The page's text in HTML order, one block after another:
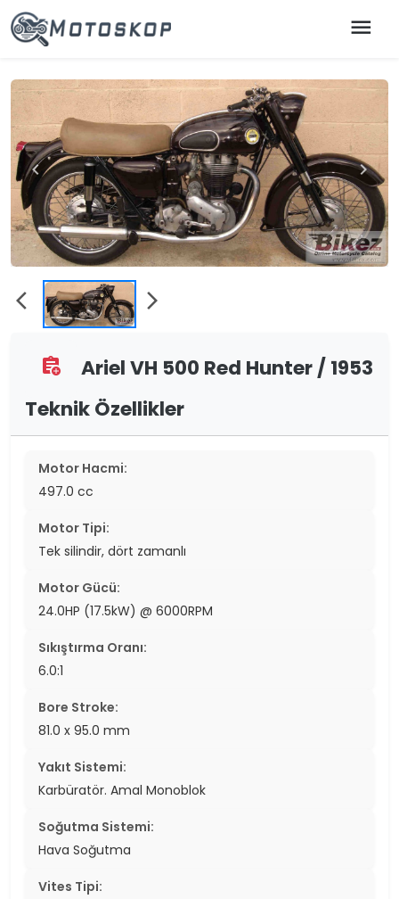
menu
chevron_left chevron_right
arrow_back_ios arrow_forward_ios
assignment_add
Ariel VH 500 Red Hunter / 1953
Teknik Özellikler
Motor Hacmi:
497.0 cc
Motor Tipi:
Tek silindir, dört zamanlı
Motor Gücü:
24.0HP (17.5kW) @ 6000RPM
Sıkıştırma Oranı:
6.0:1
Bore Stroke:
81.0 x 95.0 mm
Yakıt Sistemi:
Karbüratör. Amal Monoblok
Soğutma Sistemi:
Hava Soğutma
Vites Tipi: